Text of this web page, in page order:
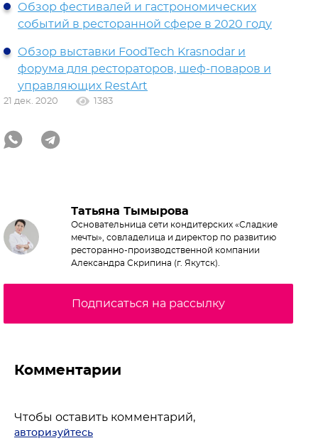
Обзор фестивалей и гастрономических
событий в ресторанной сфере в 2020 году
Обзор выставки FoodTech Krasnodar и
форума для рестораторов, шеф-поваров и
управляющих RestArt
21 дек. 2020 1383
Татьяна Тымырова
Основательница сети кондитерских «Сладкие
мечты», совладелица и директор по развитию
ресторанно-производственной компании
Александра Скрипина (г. Якутск).
Подписаться на рассылку
Комментарии
Чтобы оставить комментарий,
авторизуйтесь